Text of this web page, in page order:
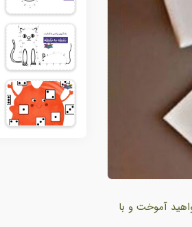
آموخت و با